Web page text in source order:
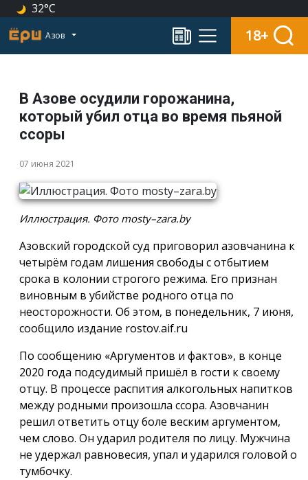
32°C
Азов 18+
В Азове осудили горожанина,
который убил отца во время пьяной
ссоры
07 июня 2021
Иллюстрация. Фото mosty–zara.by
Азовский городской суд приговорил азовчанина к
четырём годам лишения свободы с отбытием
срока в колонии строгого режима. Его признан
виновным в убийстве родного отца по
неосторожности. Об этом, в понедельник, 7 июня,
сообщило издание rostov.aif.ru
По сообщению «Аргументов и фактов», в конце
2020 года подсудимый пришёл в гости к своему
отцу. В процессе распития алкогольных напитков
между родными произошла ссора. Азовчанин
решил ответить отцу боле веским аргументом,
чем слово. Он ударил родителя по лицу. Мужчина
не удержал равновесия, упал и ударился головой о
тумбочку.